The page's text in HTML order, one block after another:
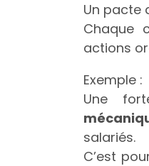
Un pacte
Chaque
actions
Exemple :
Une
salariés.
C’est